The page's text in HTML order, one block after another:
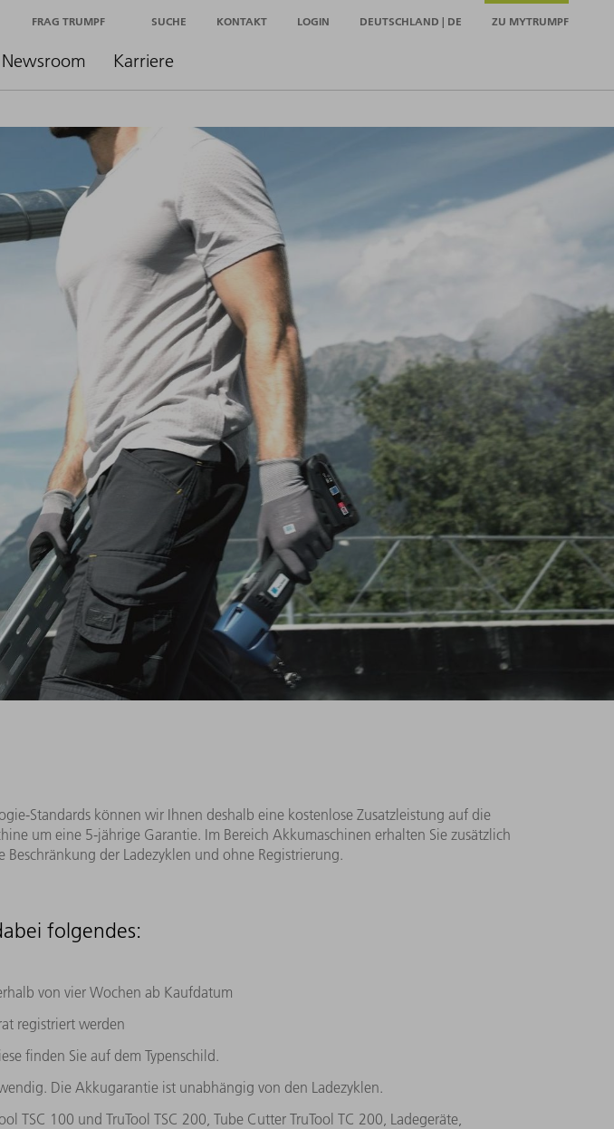
Newsroom Karriere
FRAG TRUMPF SUCHE KONTAKT LOGIN DEUTSCHLAND | DE ZU MYTRUMPF
Standards können wir Ihnen deshalb eine kostenlose Zusatzleistung auf die
um eine 5-jährige Garantie. Im Bereich Akkumaschinen erhalten Sie zusätzlich
der Ladezyklen und ohne Registrierung.
folgendes:
von vier Wochen ab Kaufdatum
registriert werden
finden Sie auf dem Typenschild.
Die Akkugarantie ist unabhängig von den Ladezyklen.
100 und TruTool TSC 200, Tube Cutter TruTool TC 200, Ladegeräte,